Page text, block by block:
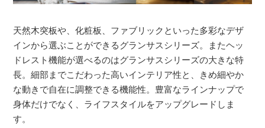
天然木突板や、化粧板、ファブリックといった多彩なデザ
インから選ぶことができるグランサスシリーズ。またヘッ
ドレスト機能が選べるのはグランサスシリーズの大きな特
長。細部までこだわった高いインテリア性と、きめ細やか
な動きで自在に調整できる機能性。豊富なラインナップで
身体だけでなく、ライフスタイルをアップグレードしま
す。